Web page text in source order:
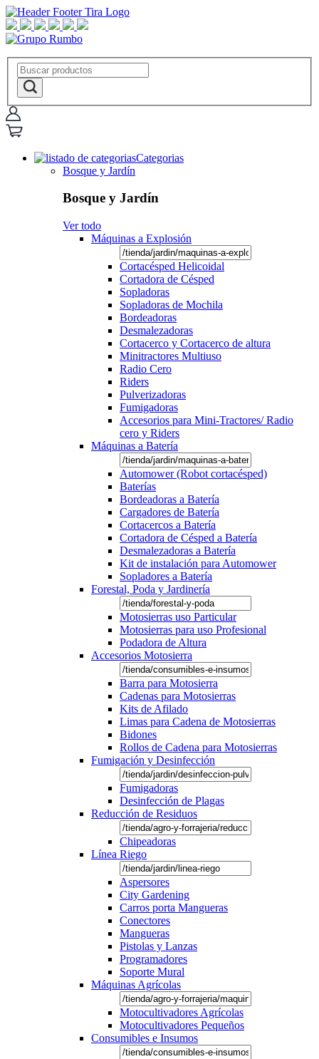
Categorias
Bosque y Jardín
Bosque y Jardín
Ver todo
Máquinas a Explosión
Cortacésped Helicoidal
Cortadora de Césped
Sopladoras
Sopladoras de Mochila
Bordeadoras
Desmalezadoras
Cortacerco y Cortacerco de altura
Minitractores Multiuso
Radio Cero
Riders
Pulverizadoras
Fumigadoras
Accesorios para Mini-Tractores/ Radio
cero y Riders
Máquinas a Batería
Automower (Robot cortacésped)
Baterías
Bordeadoras a Batería
Cargadores de Batería
Cortacercos a Batería
Cortadora de Césped a Batería
Desmalezadoras a Batería
Kit de instalación para Automower
Sopladores a Batería
Forestal, Poda y Jardinería
Motosierras uso Particular
Motosierras para uso Profesional
Podadora de Altura
Accesorios Motosierra
Barra para Motosierra
Cadenas para Motosierras
Kits de Afilado
Limas para Cadena de Motosierras
Bidones
Rollos de Cadena para Motosierras
Fumigación y Desinfección
Fumigadoras
Desinfección de Plagas
Reducción de Residuos
Chipeadoras
Línea Riego
Aspersores
City Gardening
Carros porta Mangueras
Conectores
Mangueras
Pistolas y Lanzas
Programadores
Soporte Mural
Máquinas Agrícolas
Motocultivadores Agrícolas
Motocultivadores Pequeños
Consumibles e Insumos